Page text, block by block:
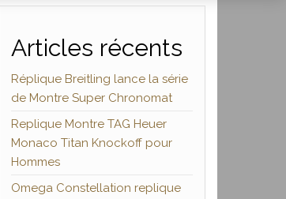
Articles récents
Réplique Breitling lance la série
de Montre Super Chronomat
Replique Montre TAG Heuer
Monaco Titan Knockoff pour
Hommes
Omega Constellation replique